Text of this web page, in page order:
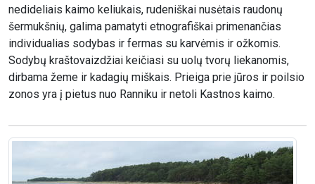
nedideliais kaimo keliukais, rudeniškai nusėtais raudonų
šermukšnių, galima pamatyti etnografiškai primenančias
individualias sodybas ir fermas su karvėmis ir ožkomis.
Sodybų kraštovaizdžiai keičiasi su uolų tvorų liekanomis,
dirbama žeme ir kadagių miškais. Prieiga prie jūros ir poilsio
zonos yra į pietus nuo Ranniku ir netoli Kastnos kaimo.